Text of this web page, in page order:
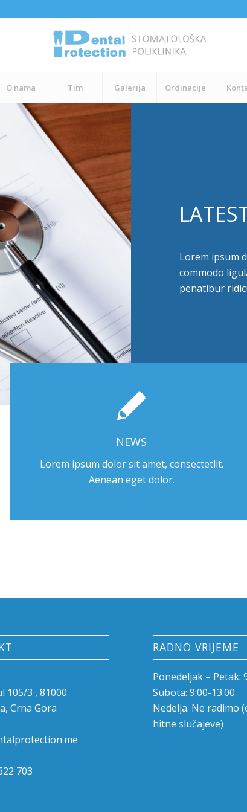
O nama Tim Galerija Ordinacije
Lorem ipsum
commodo
penatibur
NEWS
Lorem ipsum dolor sit amet, consectetlit.
Aenean eget dolor.
105/3 , 81000
Crna Gora
703
RADNO VRIJEME
Ponedeljak – Petak:
Subota: 9:00-13:00
Nedelja: Ne radimo
hitne slučajeve)